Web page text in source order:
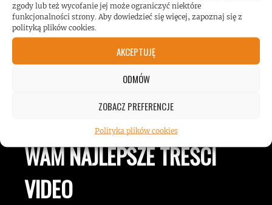
zgody lub też wycofanie jej może ograniczyć niektóre
funkcjonalności strony. Aby dowiedzieć się więcej, zapoznaj się z
polityką plików cookies.
AKCEPTUJĘ
ODMÓW
ZOBACZ PREFERENCJE
Polityka plików cookies
JESTEŚMY BLISKO
ZESPOŁÓW, KONCERTÓW I
LUDZI ZWIĄZANYCH Z
MUZYKĄ, BY DOSTARCZAĆ
WAM NAJLEPSZE TREŚCI
VIDEO